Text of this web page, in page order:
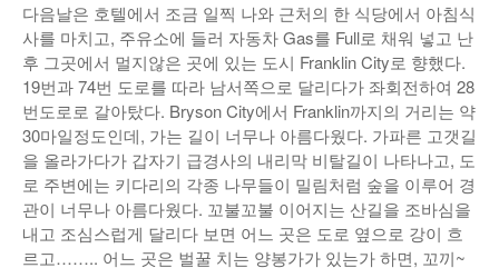
이명덕칼럼
김선옥칼럼
김원동칼럼
100인선/독자광장
100인선
독자광장
여행
인근여행지
놀이공원
낚시/비치
인터뷰/탐방
다음날은 호텔에서 조금 일찍 나와 근처의 한 식당에서 아침식
사를 마치고, 주유소에 들러 자동차 Gas를 Full로 채워 넣고 난
후 그곳에서 멀지않은 곳에 있는 도시 Franklin City로 향했다.
19번과 74번 도로를 따라 남서쪽으로 달리다가 좌회전하여 28
번도로로 갈아탔다. Bryson City에서 Franklin까지의 거리는 약
30마일정도인데, 가는 길이 너무나 아름다웠다. 가파른 고갯길
을 올라가다가 갑자기 급경사의 내리막 비탈길이 나타나고, 도
로 주변에는 키다리의 각종 나무들이 밀림처럼 숲을 이루어 경
관이 너무나 아름다웠다. 꼬불꼬불 이어지는 산길을 조바심을
내고 조심스럽게 달리다 보면 어느 곳은 도로 옆으로 강이 흐
르고…….. 어느 곳은 벌꿀 치는 양봉가가 있는가 하면, 꼬끼~